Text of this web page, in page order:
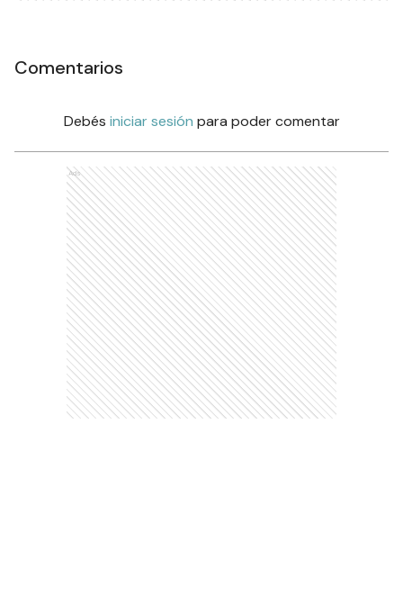
Comentarios
Debés iniciar sesión para poder comentar
Ads